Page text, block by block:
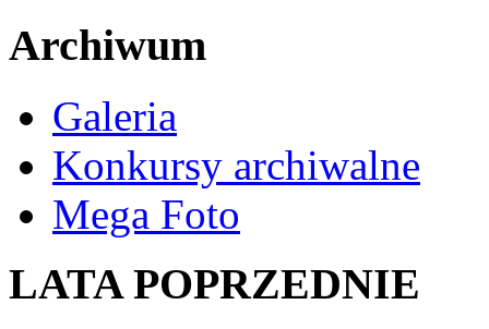
Archiwum
Galeria
Konkursy archiwalne
Mega Foto
LATA POPRZEDNIE